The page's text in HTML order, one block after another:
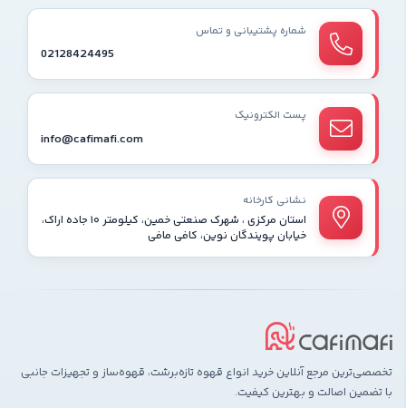
شماره پشتیبانی و تماس
02128424495
پست الکترونیک
info@cafimafi.com
نشانی کارخانه
استان مرکزی ، شهرک صنعتی خمین، کیلومتر ۱۰ جاده اراک،
خیابان پویندگان نوین، کافی مافی
تخصصی‌ترین مرجع آنلاین خرید انواع قهوه تازه‌برشت، قهوه‌ساز و تجهیزات جانبی
با تضمین اصالت و بهترین کیفیت.